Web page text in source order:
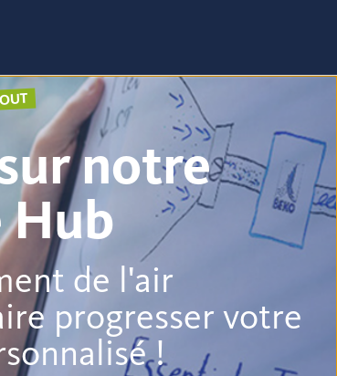
notre
Hub
de l'air
progresser votre
!